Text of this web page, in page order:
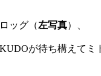
ッグ（左写真）、
が待ち構えてミ